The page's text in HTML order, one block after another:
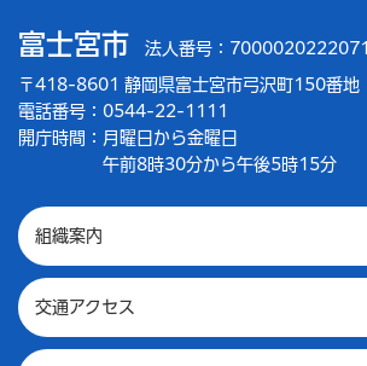
富士宮市 法人番号：7000020222071
〒418-8601 静岡県富士宮市弓沢町150番地
電話番号：0544-22-1111
開庁時間： 月曜日から金曜日
午前8時30分から午後5時15分
組織案内
交通アクセス